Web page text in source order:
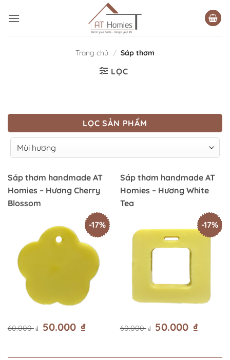
qua
Trang chủ / Sáp thơm
LỌC
LỌC SẢN PHẨM
-17%
Sáp thơm handmade AT
Homies – Hương Cherry
Blossom
60.000₫ 50.000 ₫
-17%
Sáp thơm handmade AT
Homies – Hương White
Tea
60.000₫ 50.000 ₫